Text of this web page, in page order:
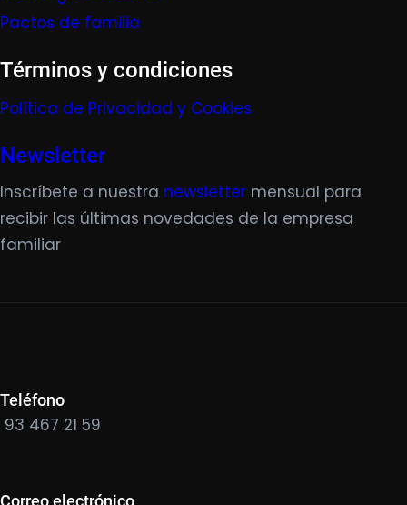
Pactos de familia
Términos y condiciones
Política de Privacidad y Cookies
Newsletter
Inscríbete a nuestra newsletter mensual para
recibir las últimas novedades de la empresa
familiar
Teléfono
93 467 21 59
Correo electrónico